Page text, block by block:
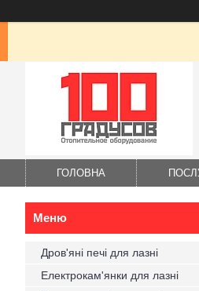
ГОЛОВНА
Дров'яні печі для лазні
Електрокам'янки для лазні